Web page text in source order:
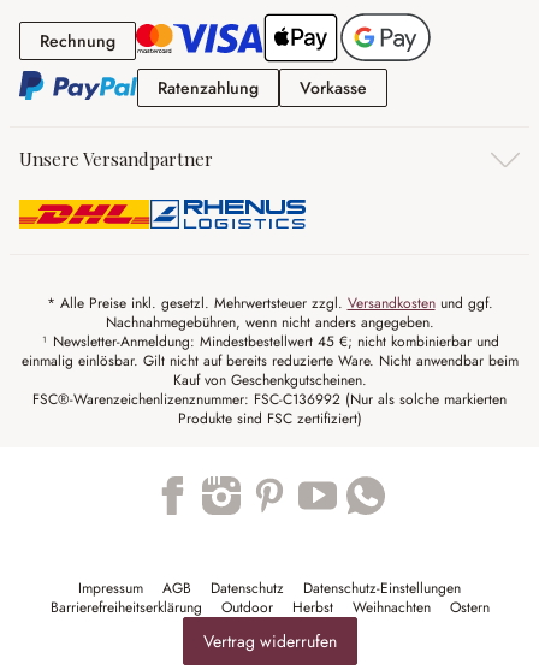
RechnungRechnung
RatenzahlungRatenzahlung
Vorkasse
Unsere Versandpartner
* Alle Preise inkl. gesetzl. Mehrwertsteuer zzgl. Versandkostenund ggf.
Nachnahmegebühren, wenn nicht anders angegeben.
¹ Newsletter-Anmeldung: Mindestbestellwert 45 €; nicht kombinierbar und
einmalig einlösbar. Gilt nicht auf bereits reduzierte Ware. Nicht anwendbar beim
Kauf von Geschenkgutscheinen.
FSC®-Warenzeichenlizenznummer: FSC-C136992 (Nur als solche markierten
Produkte sind FSC zertifiziert)
Impressum AGB Datenschutz
Datenschutz-Einstellungen
Barrierefreiheitserklärung
Outdoor Herbst Weihnachten Ostern
Vertrag widerrufen